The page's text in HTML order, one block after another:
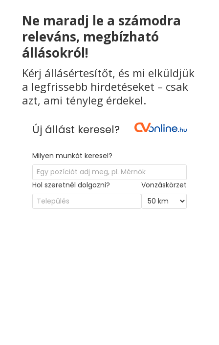
Ne maradj le a számodra
releváns, megbízható
állásokról!
Kérj állásértesítőt, és mi elküldjük
a legfrissebb hirdetéseket – csak
azt, ami tényleg érdekel.